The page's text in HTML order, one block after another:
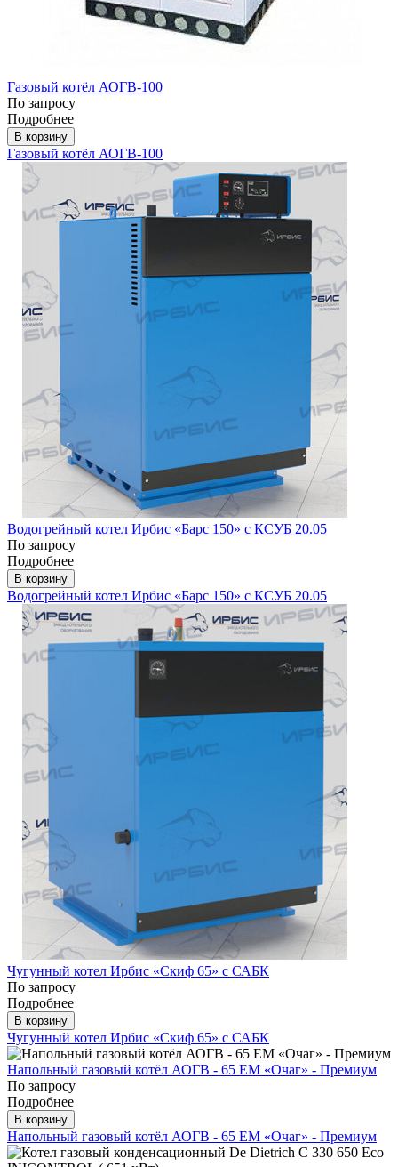
Газовый котёл АОГВ-100
По запросу
Подробнее
В корзину
Газовый котёл АОГВ-100
Водогрейный котел Ирбис «Барс 150» с КСУБ 20.05
По запросу
Подробнее
В корзину
Водогрейный котел Ирбис «Барс 150» с КСУБ 20.05
Чугунный котел Ирбис «Скиф 65» с САБК
По запросу
Подробнее
В корзину
Чугунный котел Ирбис «Скиф 65» с САБК
Напольный газовый котёл АОГВ - 65 ЕМ «Очаг» - Премиум
По запросу
Подробнее
В корзину
Напольный газовый котёл АОГВ - 65 ЕМ «Очаг» - Премиум